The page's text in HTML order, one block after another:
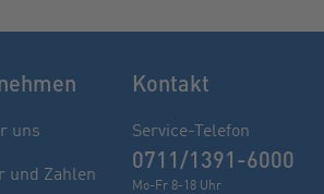
uns
und Zahlen
Kontakt
Service-Telefon
0711/1391-6000
Mo-Fr 8-18 Uhr